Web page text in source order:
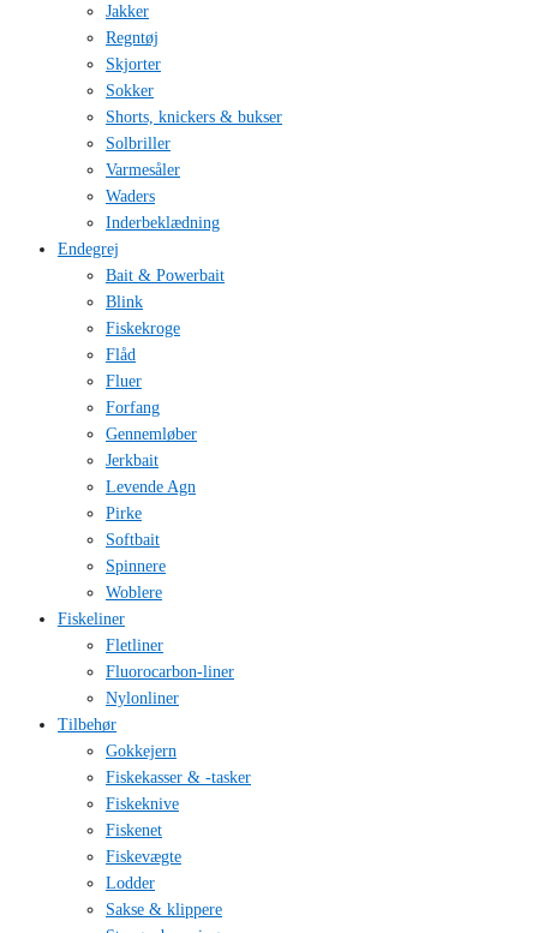
Jakker
Regntøj
Skjorter
Sokker
Shorts, knickers & bukser
Solbriller
Varmesåler
Waders
Inderbeklædning
Endegrej
Bait & Powerbait
Blink
Fiskekroge
Flåd
Fluer
Forfang
Gennemløber
Jerkbait
Levende Agn
Pirke
Softbait
Spinnere
Woblere
Fiskeliner
Fletliner
Fluorocarbon-liner
Nylonliner
Tilbehør
Gokkejern
Fiskekasser & -tasker
Fiskeknive
Fiskenet
Fiskevægte
Lodder
Sakse & klippere